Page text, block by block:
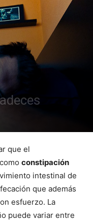
que el
constipación
intestinal de
que además
esfuerzo. La
puede variar entre